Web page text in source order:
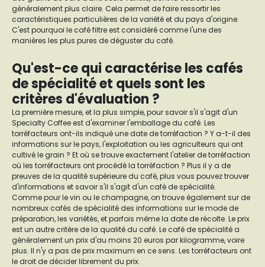
généralement plus claire. Cela permet de faire ressortir les
caractéristiques particulières de la variété et du pays d'origine.
C'est pourquoi le café filtre est considéré comme l'une des
manières les plus pures de déguster du café.
Qu'est-ce qui caractérise les cafés
de spécialité et quels sont les
critères d'évaluation ?
La première mesure, et la plus simple, pour savoir s'il s'agit d'un
Specialty Coffee est d'examiner l'emballage du café. Les
torréfacteurs ont-ils indiqué une date de torréfaction ? Y a-t-il des
informations sur le pays, l'exploitation ou les agriculteurs qui ont
cultivé le grain ? Et où se trouve exactement l'atelier de torréfaction
où les torréfacteurs ont procédé la torréfaction ? Plus il y a de
preuves de la qualité supérieure du café, plus vous pouvez trouver
d'informations et savoir s'il s'agit d'un café de spécialité.
Comme pour le vin ou le champagne, on trouve également sur de
nombreux cafés de spécialité des informations sur le mode de
préparation, les variétés, et parfois même la date de récolte. Le prix
est un autre critère de la qualité du café. Le café de spécialité a
généralement un prix d'au moins 20 euros par kilogramme, voire
plus. Il n'y a pas de prix maximum en ce sens. Les torréfacteurs ont
le droit de décider librement du prix.